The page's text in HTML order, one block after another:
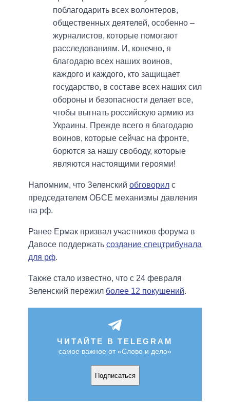
поблагодарить всех волонтеров,
общественных деятелей, особенно –
журналистов, которые помогают
расследованиям. И, конечно, я
благодарю всех наших воинов,
каждого и каждого, кто защищает
государство, в составе всех наших сил
обороны и безопасности делает все,
чтобы выгнать российскую армию из
Украины. Прежде всего я благодарю
воинов, которые сейчас на фронте,
борются за нашу свободу, которые
являются настоящими героями!
Напомним, что Зеленский обговорил с
председателем ОБСЕ механизмы давления
на рф.
Ранее Ермак призвал участников форума в
Давосе поддержать создание спецтрибунала
для рф.
Также стало известно, что с 24 февраля
Зеленский пережил более 12 покушений.
ЧИТАЙТЕ В TELEGRAM
самое важное от «Слово и дело»
Подписаться